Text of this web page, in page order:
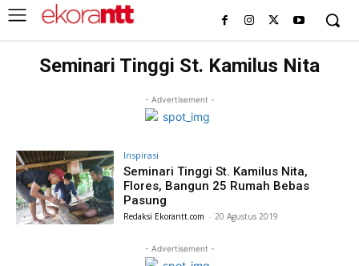
Seminari Tinggi St. Kamilus Nita
- Advertisement -
Inspirasi
Seminari Tinggi St. Kamilus Nita,
Flores, Bangun 25 Rumah Bebas
Pasung
Redaksi Ekorantt.com - 20 Agustus 2019
- Advertisement -